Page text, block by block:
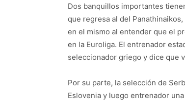
Dos banquillos importantes
que regresa al del
en el mismo al entender que el
en la Euroliga. El entrenador
seleccionador griego y dice que
Por su parte, la selección de
Eslovenia y luego entrenador